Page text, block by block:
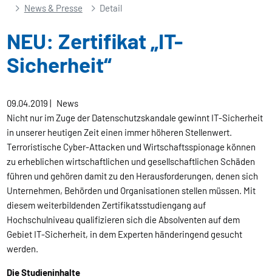
News & Presse
Detail
NEU: Zertifikat „IT-
Sicherheit“
09.04.2019| News
Nicht nur im Zuge der Datenschutzskandale gewinnt IT-Sicherheit
in unserer heutigen Zeit einen immer höheren Stellenwert.
Terroristische Cyber-Attacken und Wirtschaftsspionage können
zu erheblichen wirtschaftlichen und gesellschaftlichen Schäden
führen und gehören damit zu den Herausforderungen, denen sich
Unternehmen, Behörden und Organisationen stellen müssen. Mit
diesem weiterbildenden Zertifikatsstudiengang auf
Hochschulniveau qualifizieren sich die Absolventen auf dem
Gebiet IT-Sicherheit, in dem Experten händeringend gesucht
werden.
Die Studieninhalte